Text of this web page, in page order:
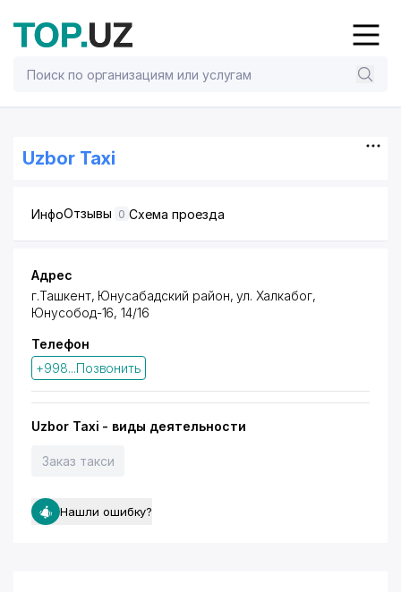
Uzbor Taxi
ИнфоОтзывы 0 Схема проезда
Адрес
г.Ташкент, Юнусабадский район, ул. Халкабог,
Юнусобод-16, 14/16
Телефон
+998...Позвонить
Uzbor Taxi - виды деятельности
Заказ такси
Нашли ошибку?